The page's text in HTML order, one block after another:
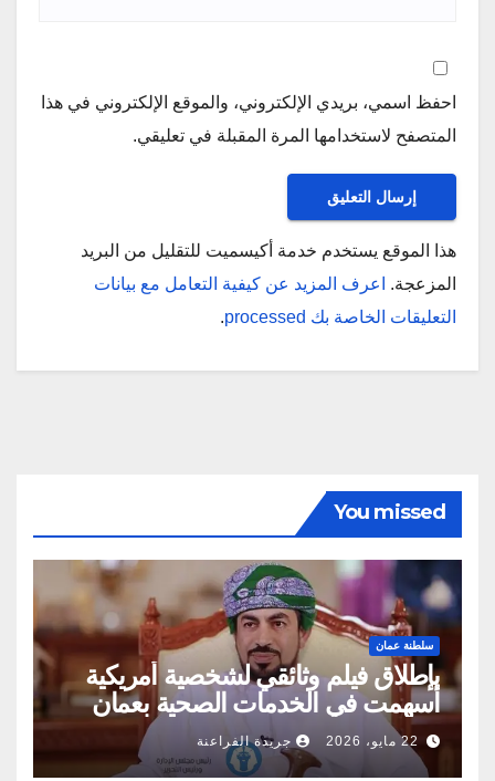
احفظ اسمي، بريدي الإلكتروني، والموقع الإلكتروني في هذا
المتصفح لاستخدامها المرة المقبلة في تعليقي.
هذا الموقع يستخدم خدمة أكيسميت للتقليل من البريد
المزعجة.
اعرف المزيد عن كيفية التعامل مع بيانات
التعليقات الخاصة بك processed
.
You missed
سلطنة عمان
بإطلاق فيلم وثائقي لشخصية أمريكية
أسهمت في الخدمات الصحية بعمان
22 مايو، 2026 جريدة الفراعنة